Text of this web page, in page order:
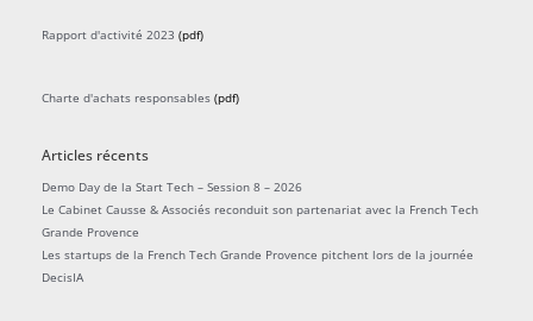
Rapport d'activité 2023 (pdf)
Charte d'achats responsables (pdf)
Articles récents
Demo Day de la Start Tech – Session 8 – 2026
Le Cabinet Causse & Associés reconduit son partenariat avec la French Tech
Grande Provence
Les startups de la French Tech Grande Provence pitchent lors de la journée
DecisIA